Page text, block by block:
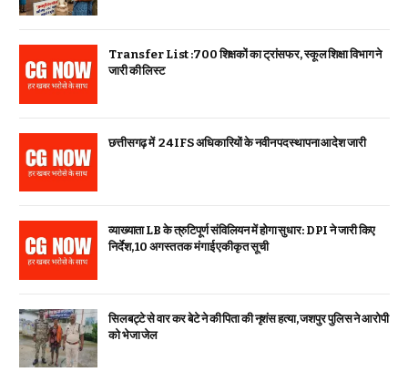
Transfer List :700 शिक्षकों का ट्रांसफर, स्कूल शिक्षा विभाग ने
जारी की लिस्ट
छत्तीसगढ़ में 24 IFS अधिकारियों के नवीन पदस्थापना आदेश जारी
व्याख्याता LB के त्रुटिपूर्ण संविलियन में होगा सुधार: DPI ने जारी किए
निर्देश, 10 अगस्त तक मंगाई एकीकृत सूची
सिलबट्टे से वार कर बेटे ने की पिता की नृशंस हत्या, जशपुर पुलिस ने आरोपी
को भेजा जेल